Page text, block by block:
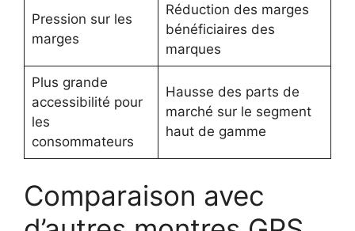
Pression sur les
marges
Réduction des marges
bénéficiaires des
marques
Plus grande
accessibilité pour
les
consommateurs
Hausse des parts de
marché sur le segment
haut de gamme
Comparaison avec